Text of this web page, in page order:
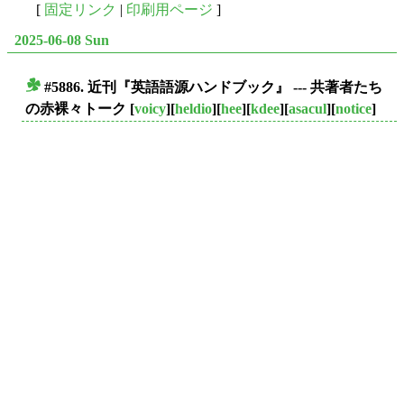
[ 固定リンク | 印刷用ページ ]
2025-06-08 Sun
#5886. 近刊『英語語源ハンドブック』 --- 共著者たち
の赤裸々トーク [voicy][heldio][hee][kdee][asacul][notice]